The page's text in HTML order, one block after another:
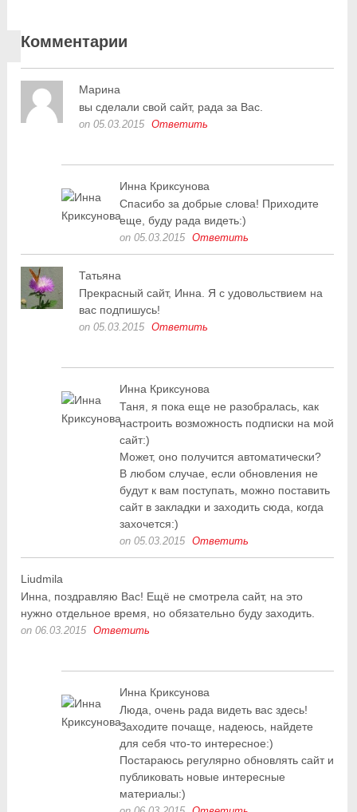
Комментарии
Марина
вы сделали свой сайт, рада за Вас.
on 05.03.2015 Ответить
Инна Криксунова
Спасибо за добрые слова! Приходите
еще, буду рада видеть:)
on 05.03.2015 Ответить
Татьяна
Прекрасный сайт, Инна. Я с удовольствием на
вас подпишусь!
on 05.03.2015 Ответить
Инна Криксунова
Таня, я пока еще не разобралась, как
настроить возможность подписки на мой
сайт:)
Может, оно получится автоматически?
В любом случае, если обновления не
будут к вам поступать, можно поставить
сайт в закладки и заходить сюда, когда
захочется:)
on 05.03.2015 Ответить
Liudmila
Инна, поздравляю Вас! Ещё не смотрела сайт, на это
нужно отдельное время, но обязательно буду заходить.
on 06.03.2015 Ответить
Инна Криксунова
Люда, очень рада видеть вас здесь!
Заходите почаще, надеюсь, найдете
для себя что-то интересное:)
Постараюсь регулярно обновлять сайт и
публиковать новые интересные
материалы:)